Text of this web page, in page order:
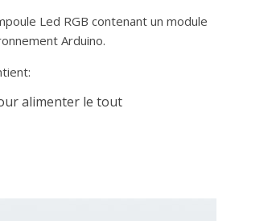
Led RGB contenant un module
Arduino.
alimenter le tout